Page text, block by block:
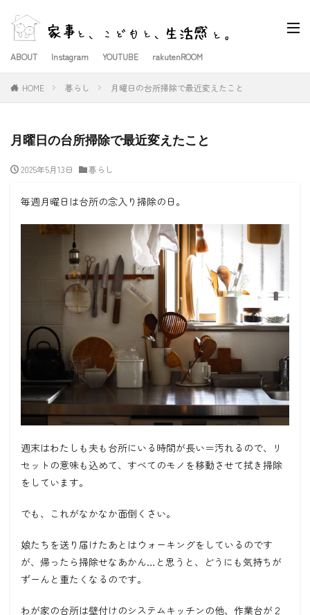
ABOUT Instagram YOUTUBE rakutenROOM
HOME 暮らし 月曜日の台所掃除で最近変えたこと
月曜日の台所掃除で最近変えたこと
2025年5月13日 暮らし
毎週月曜日は台所の念入り掃除の日。
週末はわたしも夫も台所にいる時間が長い＝汚れるので、リ
セットの意味も込めて、すべてのモノを移動させて拭き掃除
をしています。
でも、これがなかなか面倒くさい。
娘たちを送り届けたあとはウォーキングをしているのです
が、帰ったら掃除せなあかん…と思うと、どうにも気持ちが
ずーんと重たくなるのです。
わが家の台所は壁付けのシステムキッチンの他、作業台が２